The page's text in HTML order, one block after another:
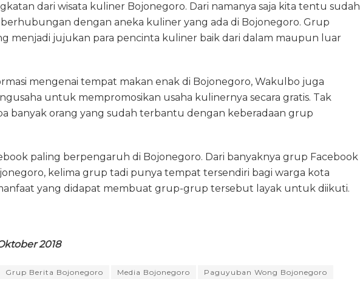
dari wisata kuliner Bojonegoro. Dari namanya saja kita tentu sudah
dengan aneka kuliner yang ada di Bojonegoro. Grup
menjadi jujukan para pencinta kuliner baik dari dalam maupun luar
mengenai tempat makan enak di Bojonegoro, Wakulbo juga
untuk mempromosikan usaha kulinernya secara gratis. Tak
banyak orang yang sudah terbantu dengan keberadaan grup
paling berpengaruh di Bojonegoro. Dari banyaknya grup Facebook
kelima grup tadi punya tempat tersendiri bagi warga kota
yang didapat membuat grup-grup tersebut layak untuk diikuti.
2018
Grup Berita Bojonegoro Media Bojonegoro
Paguyuban Wong Bojonegoro